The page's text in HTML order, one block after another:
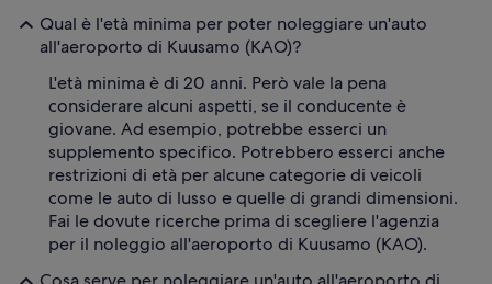
Qual è l'età minima per poter noleggiare un'auto
all'aeroporto di Kuusamo (KAO)?
L'età minima è di 20 anni. Però vale la pena
considerare alcuni aspetti, se il conducente è
giovane. Ad esempio, potrebbe esserci un
supplemento specifico. Potrebbero esserci anche
restrizioni di età per alcune categorie di veicoli
come le auto di lusso e quelle di grandi dimensioni.
Fai le dovute ricerche prima di scegliere l'agenzia
per il noleggio all'aeroporto di Kuusamo (KAO).